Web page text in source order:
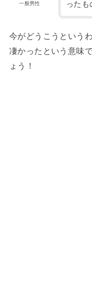
一般男性
ったも
今がどうこうという
凄かったという意味
ょう！